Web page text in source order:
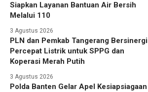
Siapkan Layanan Bantuan Air Bersih
Melalui 110
3 Agustus 2026
PLN dan Pemkab Tangerang Bersinergi
Percepat Listrik untuk SPPG dan
Koperasi Merah Putih
3 Agustus 2026
Polda Banten Gelar Apel Kesiapsiagaan